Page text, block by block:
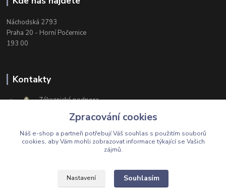
Náchodská 2793
Praha 20 - Horní Počernice
193 00
Kontakty
Zákaznická podpora
+420 603 174 975
Po-Čt, 8-16 hod. Pá 8-14 hod.
Upravit sběr cookies.
Zpracování cookies
Náš e-shop a partneři potřebují Váš souhlas s použitím souborů
cookies, aby Vám mohli zobrazovat informace týkající se Vašich
zájmů.
Nastavení Souhlasím